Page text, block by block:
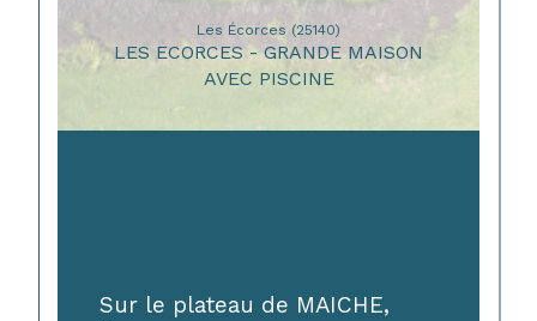
Les Écorces (25140)
LES ECORCES - GRANDE MAISON
AVEC PISCINE
Sur le plateau de MAICHE,